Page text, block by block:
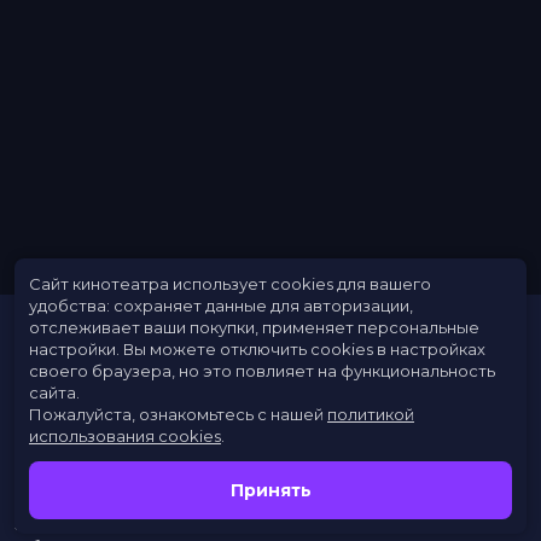
Расписание
Скоро в кино
Заведения
Сайт кинотеатра использует cookies для вашего
удобства: сохраняет данные для авторизации,
отслеживает ваши покупки, применяет персональные
настройки. Вы можете отключить cookies в настройках
своего браузера, но это повлияет на функциональность
сайта.
Пожалуйста, ознакомьтесь с нашей политикой
использования cookies
Принять